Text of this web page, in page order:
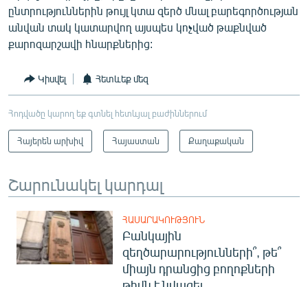
ընտրություններին թույլ կտա զերծ մնալ բարեգործության
անվան տակ կատարվող այսպես կոչված թաքնված
քարոզարշավի հնարքներից:
Կիսվել Հետևեք մեզ
Հոդվածը կարող եք գտնել հետևյալ բաժիններում
Հայերեն արխիվ Հայաստան Քաղաքական
Շարունակել կարդալ
ՀԱՍԱՐԱԿՈՒԹՅՈՒՆ
Բանկային
զեղծարարությունների՞, թե՞
միայն դրանցից բողոքների